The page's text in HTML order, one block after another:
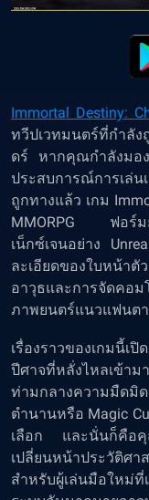
Immortal Destiny:
ทวีปเวทมนตร์ที่กำลั
ดร์ หากคุณกำลังมอง
ประสบการณ์การเล่
ถูกทางแล้ว เกม
MMORPG ฟอร์มยั
เน็กซ์เจนอย่าง
ละเอียดของใบหน้า
อาวุธและการจัดคอ
ภาพยนตร์แนวแฟนต
เรื่องราวของเกมนี้เ
ปีศาจที่หลั่งไหลเข้า
ท่ามกลางความมืด
ตำนานหรือ Magic
เลือก และนั่นก็คือคุ
เปลี่ยนหน้าประวัติศ
สำหรับผู้เล่นมือใหม่ที่